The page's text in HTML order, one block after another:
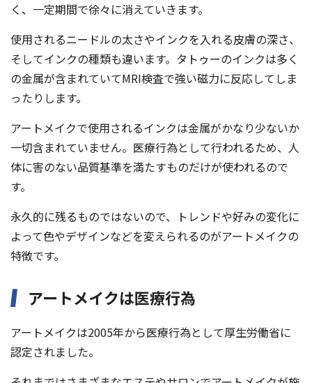
く、一定期間で徐々に消えていきます。
使用されるニードルの太さやインクを入れる皮膚の深さ、
そしてインクの種類も違います。タトゥーのインクは多く
の金属が含まれていてMRI検査で強い磁力に反応してしま
ったりします。
アートメイクで使用されるインクは金属がかなり少ないか
一切含まれていません。医療行為として行われるため、人
体に害のない品質基準を満たすものだけが使われるので
す。
永久的に残るものではないので、トレンドや好みの変化に
よって色やデザインなどを変えられるのがアートメイクの
特徴です。
アートメイクは医療行為
アートメイクは2005年から医療行為として厚生労働省に
認定されました。